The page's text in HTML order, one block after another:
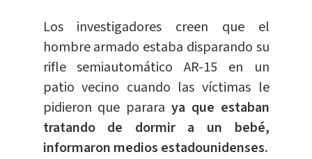
Los investigadores creen que el
hombre armado estaba disparando su
rifle semiautomático AR-15 en un
patio vecino cuando las víctimas le
pidieron que parara ya que estaban
tratando de dormir a un bebé,
informaron medios estadounidenses.